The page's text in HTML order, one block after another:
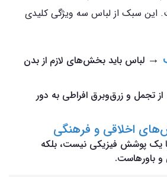
این سبک از لباس سه ویژگی کلیدی
→ لباس باید بخش‌های لازم از بدن
از تجمل و زرق‌وبرق افراطی به دور
اخلاقی و فرهنگی
یک پوشش فیزیکی نیست، بلکه
و باورهاست.